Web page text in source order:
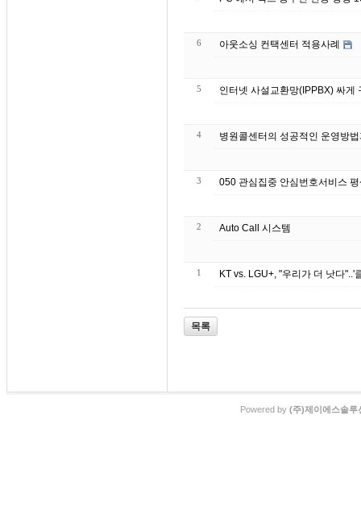
6 아웃소싱 컨택센터 적용사례
5 인터넷 사설교환망(IPPBX) 싸게
4 병원콜센터의 성공적인 운영방
3 050 관심집중 안심번호서비스
2 Auto Call 시스템
1 KT vs. LGU+, "우리가 더 낫다"..'
목록
Powered by (주)제이에스솔루